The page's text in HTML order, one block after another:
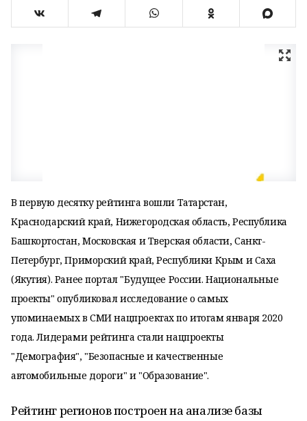
В первую десятку рейтинга вошли Татарстан,
Краснодарский край, Нижегородская область, Республика
Башкортостан, Московская и Тверская области, Санкт-
Петербург, Приморский край, Республики Крым и Саха
(Якутия). Ранее портал "Будущее России. Национальные
проекты" опубликовал исследование о самых
упоминаемых в СМИ нацпроектах по итогам января 2020
года. Лидерами рейтинга стали нацпроекты
"Демография", "Безопасные и качественные
автомобильные дороги" и "Образование".
Рейтинг регионов построен на анализе базы